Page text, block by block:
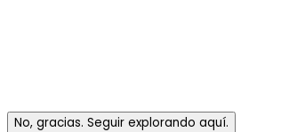
No, gracias. Seguir explorando aquí.